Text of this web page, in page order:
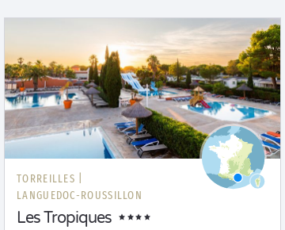
TORREILLES |
LANGUEDOC-ROUSSILLON
Les Tropiques